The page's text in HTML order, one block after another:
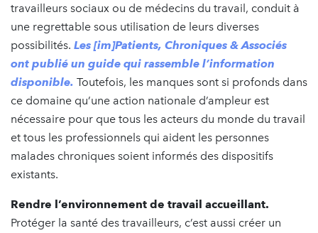
travailleurs sociaux ou de médecins du travail, conduit à
une regrettable sous utilisation de leurs diverses
possibilités. Les [im]Patients, Chroniques & Associés
ont publié un guide qui rassemble l’information
disponible. Toutefois, les manques sont si profonds dans
ce domaine qu’une action nationale d’ampleur est
nécessaire pour que tous les acteurs du monde du travail
et tous les professionnels qui aident les personnes
malades chroniques soient informés des dispositifs
existants.
Rendre l’environnement de travail accueillant.
Protéger la santé des travailleurs, c’est aussi créer un